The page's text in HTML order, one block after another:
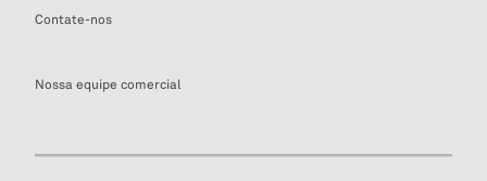
Contate-nos
Nossa equipe comercial